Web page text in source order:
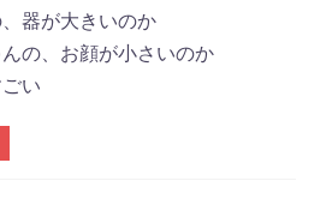
器が大きいのか
の、お顔が小さいのか
い